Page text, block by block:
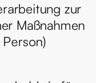
zur
Maßnahmen